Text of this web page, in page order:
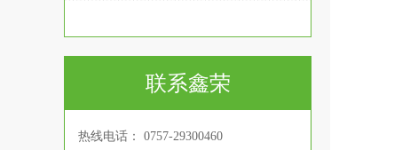
联系鑫荣
热线电话： 0757-29300460